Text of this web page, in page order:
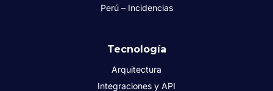
Perú – Incidencias
Tecnología
Arquitectura
Integraciones y API